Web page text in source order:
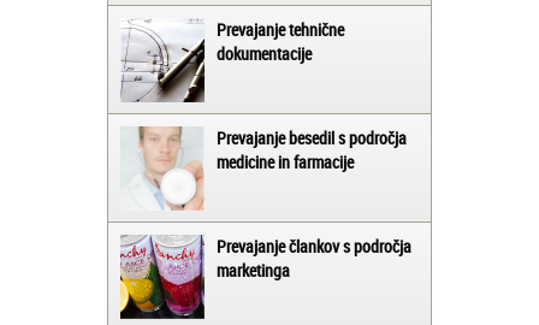
Prevajanje tehnične
dokumentacije
Prevajanje besedil s področja
medicine in farmacije
Prevajanje člankov s področja
marketinga